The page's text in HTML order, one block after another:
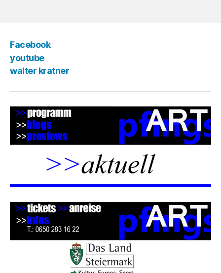
Facebook
youtube
walter kratner